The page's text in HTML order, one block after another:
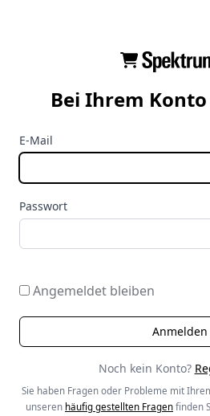
Bei Ihrem
E-Mail
Passwort
Angemeldet bleiben
Noch kein Konto?
Sie haben Fragen oder Probleme mit
unseren häufig gestellten Fragen finden